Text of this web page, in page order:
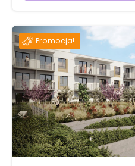
Promocja!